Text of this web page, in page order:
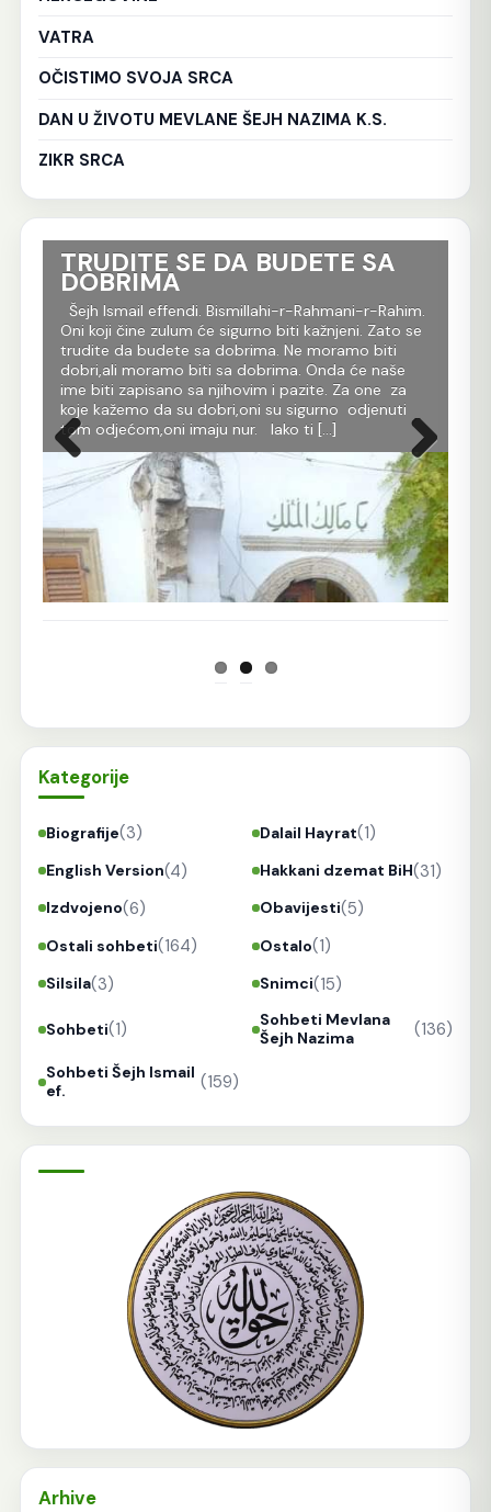
VATRA
OČISTIMO SVOJA SRCA
DAN U ŽIVOTU MEVLANE ŠEJH NAZIMA K.S.
ZIKR SRCA
TRUDITE SE DA BUDETE SA
DOBRIMA
Šejh Ismail effendi. Bismillahi-r-Rahmani-r-Rahim.
Oni koji čine zulum će sigurno biti kažnjeni. Zato se
trudite da budete sa dobrima. Ne moramo biti
dobri,ali moramo biti sa dobrima. Onda će naše
ime biti zapisano sa njihovim i pazite. Za one za
koje kažemo da su dobri,oni su sigurno odjenuti
tom odjećom,oni imaju nur. Iako ti […]
Prethodna Sljedeća
Kategorije
Biografije(3) Dalail Hayrat(1)
English Version(4) Hakkani dzemat BiH(31)
Izdvojeno(6) Obavijesti(5)
Ostali sohbeti(164) Ostalo(1)
Silsila(3) Snimci(15)
Sohbeti(1)
Sohbeti Mevlana
Šejh Nazima
(136)
Sohbeti Šejh Ismail
ef.
(159)
Arhive